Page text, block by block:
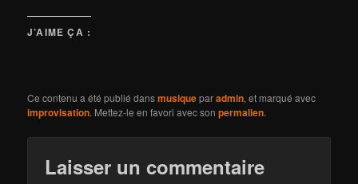
J’AIME ÇA :
Ce contenu a été publié dansmusiqueparadmin, et marqué avec
improvisation. Mettez-le en favori avec sonpermalien.
Laisser un commentaire